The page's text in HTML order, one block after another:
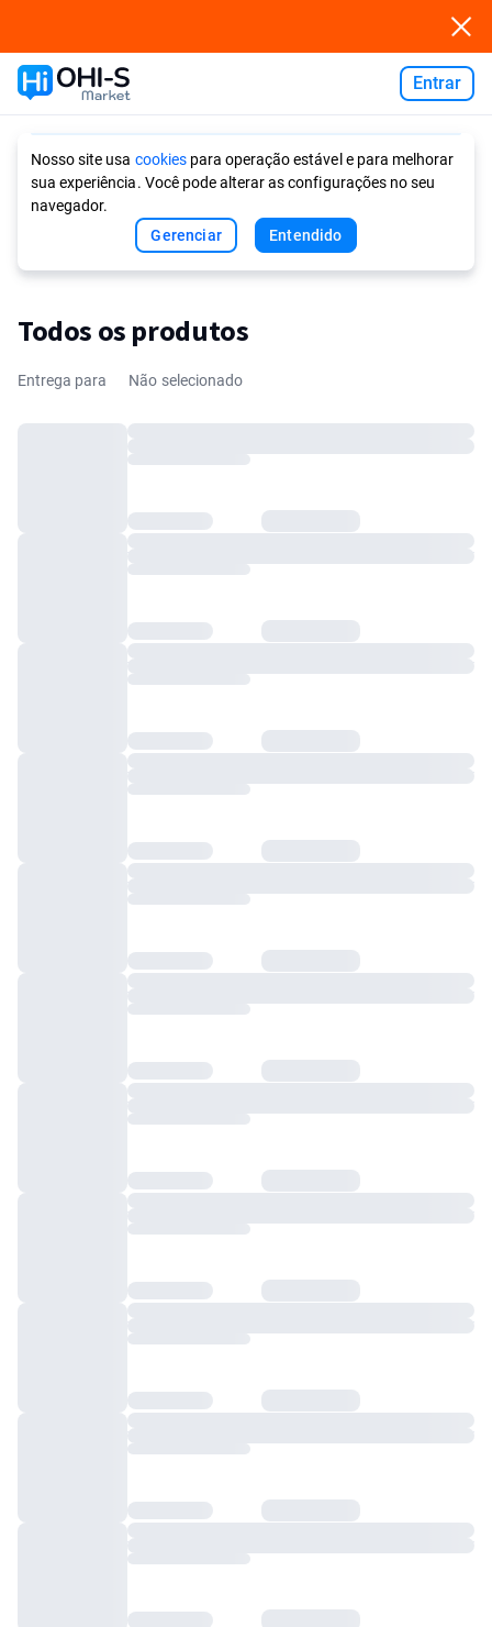
Entrar
Nosso site usa cookiespara operação estável e para melhorar
sua experiência. Você pode alterar as configurações no seu
navegador.
Gerenciar
Entendido
Todos os produtos
Entrega para Não selecionado